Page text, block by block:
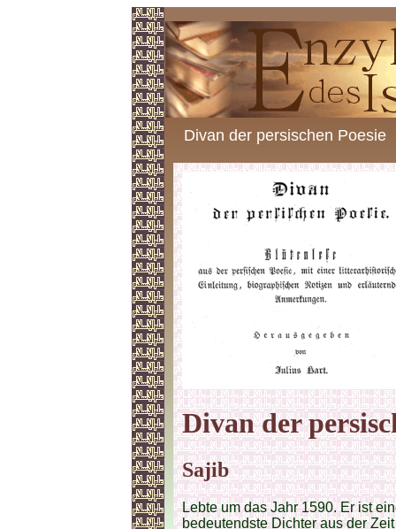
Divan der persischen Poesie
Divan der
Sajib
Lebte um das Jahr 1590. Er ist
bedeutendste Dichter aus der